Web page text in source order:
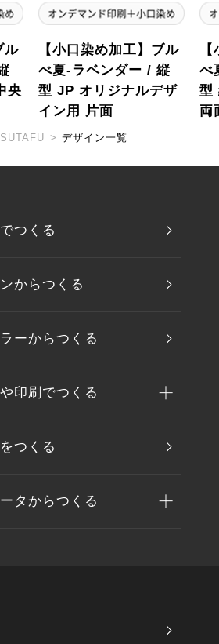
ル
央
【小口染め加工】ブル
べ夏-ラベンダー / 縦
型 JP オリジナルデザ
イン用 片面
べ
型
両
> デザイン一覧
つくる
からつくる
ーからつくる
印刷でつくる
つくる
タからつくる